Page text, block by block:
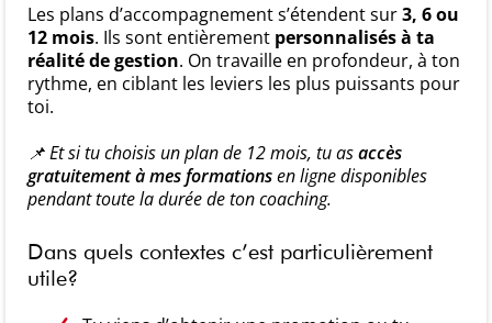
Les plans d’accompagnement s’étendent sur3, 6 ou
12 mois. Ils sont entièrement personnalisés à ta
réalité de gestion. On travaille en profondeur, à ton
rythme, en ciblant les leviers les plus puissants pour
toi.
📌 Et si tu choisis un plan de 12 mois, tu asaccès
gratuitement à mes formationsen ligne disponibles
pendant toute la durée de ton coaching.
Dans quels contextes c’est particulièrement
utile?